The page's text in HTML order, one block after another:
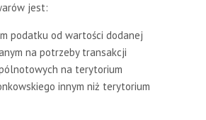
jest:
podatku od wartości dodanej
na potrzeby transakcji
na terytorium
innym niż terytorium